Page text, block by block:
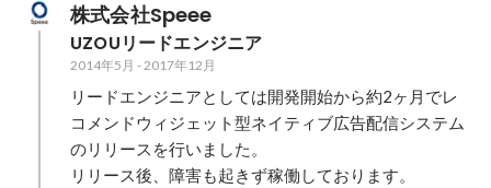
株式会社Speee
UZOUリードエンジニア
2014年5月 -2017年12月
リードエンジニアとしては開発開始から約2ヶ月でレ
コメンドウィジェット型ネイティブ広告配信システム
のリリースを行いました。
リリース後、障害も起きず稼働しております。